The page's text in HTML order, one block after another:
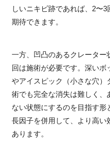
しいニキビ跡であれば、2〜
期待できます。
一方、凹凸のあるクレータ
回は施術が必要です。深いボ
やアイスピック（小さな穴
術でも完全な消失は難しく、
ない状態にするのを目指す
長因子を併用して、より高い
あります。